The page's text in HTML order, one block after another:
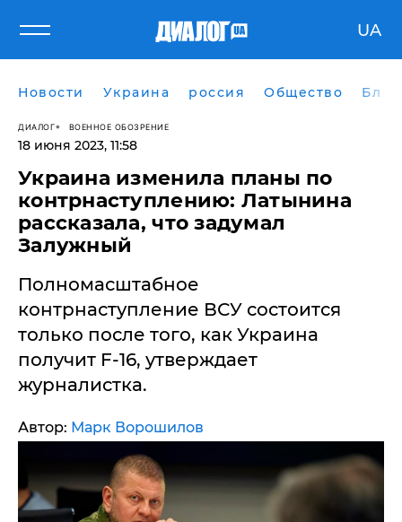
UA
Новости Украина россия Общество
ДИАЛОГ ВОЕННОЕ ОБОЗРЕНИЕ
18 июня 2023, 11:58
Украина изменила планы по
контрнаступлению: Латынина
рассказала, что задумал
Залужный
Полномасштабное
контрнаступление ВСУ состоится
только после того, как Украина
получит F-16, утверждает
журналистка.
Автор: Марк Ворошилов